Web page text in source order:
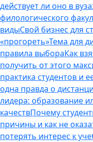
действует ли оно в
филологического
видыСвой бизнес для
«прогореть»Тема для
правила выбораКак
получить от этого
практика студентов и
одна правда о
лидера: образование
качествПочему
причины и как не
потерять интерес к